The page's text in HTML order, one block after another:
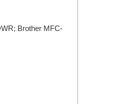
Brother MFC-